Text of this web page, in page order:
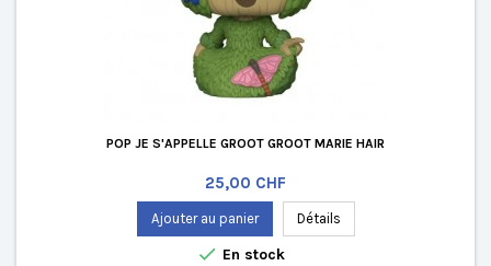
POP JE S'APPELLE GROOT GROOT MARIE HAIR
Prix
25,00 CHF
Ajouter au panier Détails
 En stock